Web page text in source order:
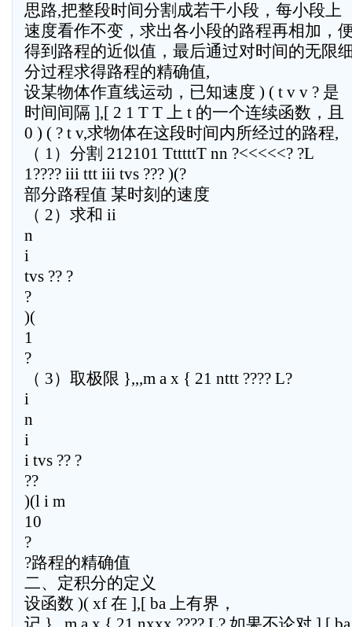
思路,把整段时间分割成若干小段，每小段上
速度看作不变，求出各小段的路程再相加，
得到路程的近似值，最后通过对时间的无限
分过程求得路程的精确值,
设某物体作直线运动，已知速度 ) ( t v v ? 是
时间间隔 ],[ 2 1 T T 上 t 的一个连续函数，且
0 ) ( ? t v,求物体在这段时间内所经过的路程,
（ 1）分割 212101 TtttttT nn ?<<<<<? ?L
1???? iii ttt iii tvs ??? )(?
部分路程值 某时刻的速度
（ 2）求和 ii
n
i
tvs ?? ?
?
)(
1
?
（ 3）取极限 },,,m a x { 21 nttt ???? L?
i
n
i
i tvs ?? ?
??
)(l i m
10
?
?路程的精确值
二、定积分的定义
设函数 )( xf 在 ],[ ba 上有界，